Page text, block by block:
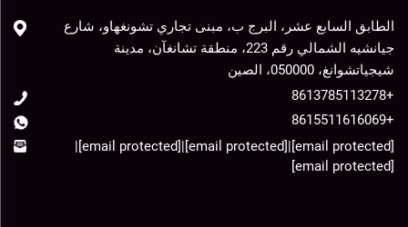
الطابق السابع عشر، البرج ب، مبنى تجاري تشونغهاو، شارع
جيانشيه الشمالي رقم 223، منطقة تشانغآن، مدينة
شيجياتشوانغ، 050000، الصين
+8613785113278
+8615511616069
[email protected]
|
[email protected]
|
[email protected]
|
[email protected]